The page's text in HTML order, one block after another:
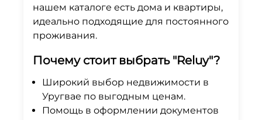
нашем каталоге есть дома и квартиры,
идеально подходящие для постоянного
проживания.
Почему стоит выбрать "Reluy"?
Широкий выбор недвижимости в
Уругвае по выгодным ценам.
Помощь в оформлении документов